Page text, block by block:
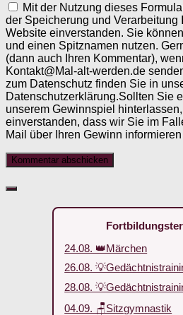
Mit der Nutzung dieses
der Speicherung und Verarbeitung
Website einverstanden. Sie
und einen Spitznamen nutzen.
(dann auch Ihren Kommentar),
Kontakt@Mal-alt-werden.de
zum Datenschutz finden Sie in
Datenschutzerklärung.Sollten Sie
unserem Gewinnspiel
einverstanden, dass wir Sie im
Mail über Ihren Gewinn
24.08. 👑Märchen
26.08.
28.08.
04.09. 🪑Sitzgymnastik